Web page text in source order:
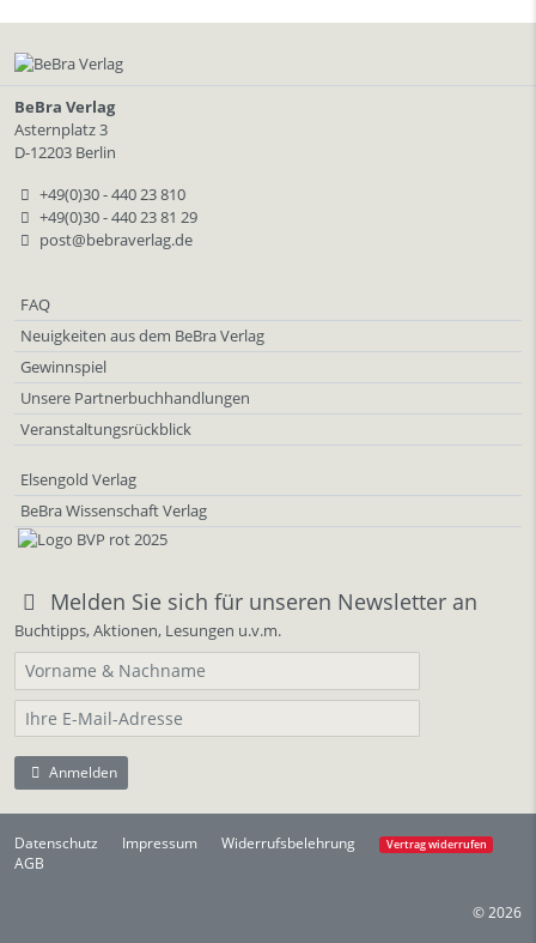
BeBra Verlag
Asternplatz 3
D-12203 Berlin
+49(0)30 - 440 23 810
+49(0)30 - 440 23 81 29
post@bebraverlag.de
FAQ
Neuigkeiten aus dem BeBra Verlag
Gewinnspiel
Unsere Partnerbuchhandlungen
Veranstaltungsrückblick
Elsengold Verlag
BeBra Wissenschaft Verlag
Melden Sie sich für unseren Newsletter an
Buchtipps, Aktionen, Lesungen u.v.m.
Anmelden
Datenschutz Impressum Widerrufsbelehrung Vertrag widerrufen
AGB
© 2026